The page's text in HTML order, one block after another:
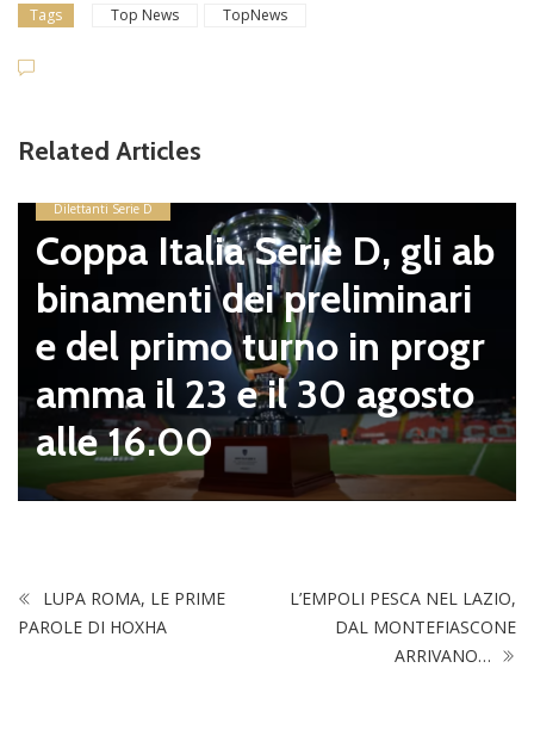
Tags Top News TopNews
Related Articles
Dilettanti Serie D
Coppa Italia Serie D, gli ab
binamenti dei preliminari
e del primo turno in progr
amma il 23 e il 30 agosto
alle 16.00
LUPA ROMA, LE PRIME
PAROLE DI HOXHA
L’EMPOLI PESCA NEL LAZIO,
DAL MONTEFIASCONE
ARRIVANO…